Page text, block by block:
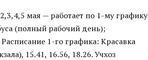
мая — работает по 1-му графику
(полный рабочий день);
1-го графика: Красавка
15.41, 16.56, 18.26. Учхоз